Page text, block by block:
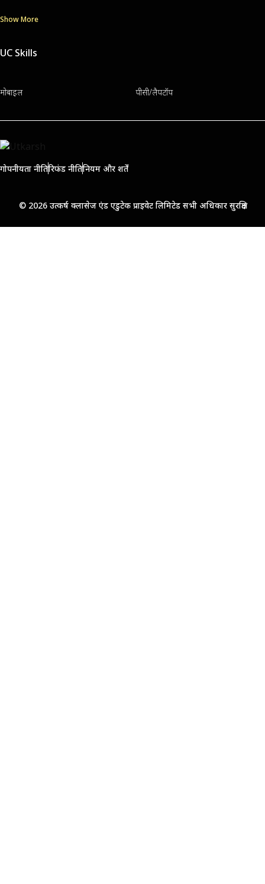
Show More
UC Skills
मोबाइल पीसी/लैपटॉप
गोपनीयता नीतिरिफंड नीतिनियम और शर्तें
© 2026 उत्कर्ष क्लासेज एंड एडुटेक प्राइवेट लिमिटेड सभी अधिकार सुरक्षित